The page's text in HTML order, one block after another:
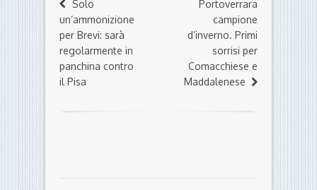
Solo
un’ammonizione
per Brevi: sarà
regolarmente in
panchina contro
il Pisa
Portoverrara
campione
d’inverno. Primi
sorrisi per
Comacchiese e
Maddalenese